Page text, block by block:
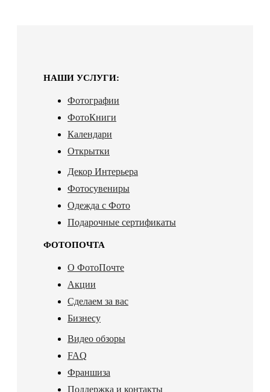
НАШИ УСЛУГИ:
Фотографии
ФотоКниги
Календари
Открытки
Декор Интерьера
Фотосувениры
Одежда с Фото
Подарочные сертификаты
ФОТОПОЧТА
О ФотоПочте
Акции
Сделаем за вас
Бизнесу
Видео обзоры
FAQ
Франшиза
Поддержка и контакты